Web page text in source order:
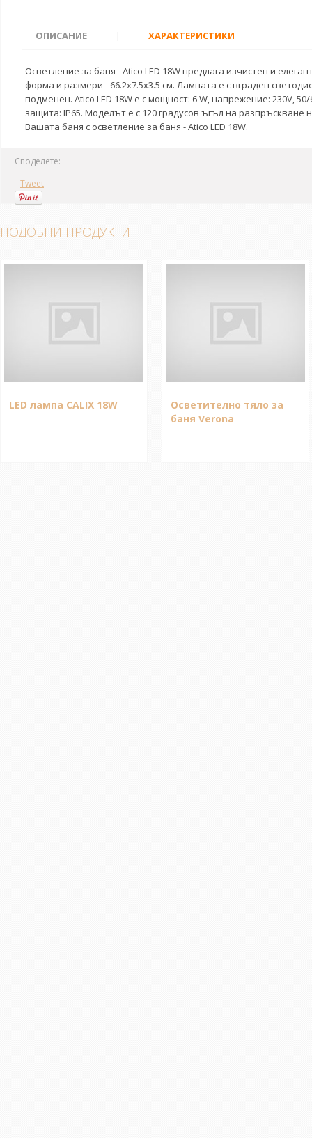
ОПИСАНИЕ ХАРАКТЕРИСТИКИ
Осветление за баня - Atico LED 18W предлага изчистен и
форма и размери - 66.2x7.5x3.5 см. Лампата е с вграден
подменен. Atico LED 18W е с мощност: 6 W, напрежение: 230V,
защита: IP65. Моделът е с 120 градусов ъгъл на
Вашата баня с осветление за баня - Atico LED 18W.
Споделете:
Tweet
ПОДОБНИ ПРОДУКТИ
LED лампа CALIX 18W
Осветително тяло за
баня Verona